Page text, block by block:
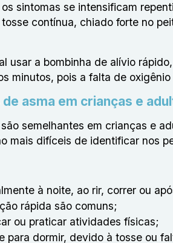
sintomas se intensificam
contínua, chiado forte no
usar a bombinha de alívio
minutos, pois a falta de
asma em crianças e
semelhantes em crianças e
mais difíceis de identificar nos
à noite, ao rir, correr ou
rápida são comuns;
ou praticar atividades físicas;
para dormir, devido à tosse ou